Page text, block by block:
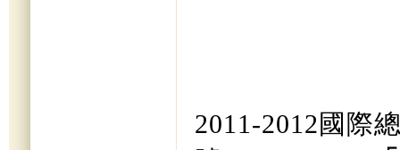
2011-2012國際